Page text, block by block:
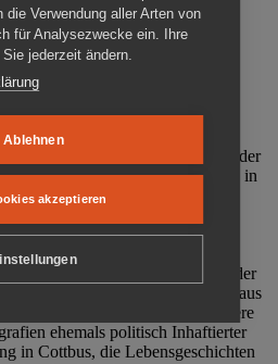
Cottbus ist ein Ort
nah und
der DDR gründeten im Oktober
Cottbus e. V. (MRZ), der
Gefängnisses (1860-2002) in
der Gedenkstätte Zuchthaus
der Gedenkstätte steht die
Unrecht während der
und der SED-Diktatur.
und Sonderausstellungen in der
Beispiele politischen Unrechts aus
20. Jahrhunderts. Eine besondere
ehemals politisch Inhaftierter
in Cottbus, die Lebensgeschichten
Verwendung aller Arten von
für Analysezwecke ein. Ihre
jederzeit ändern.
Ablehnen
akzeptieren